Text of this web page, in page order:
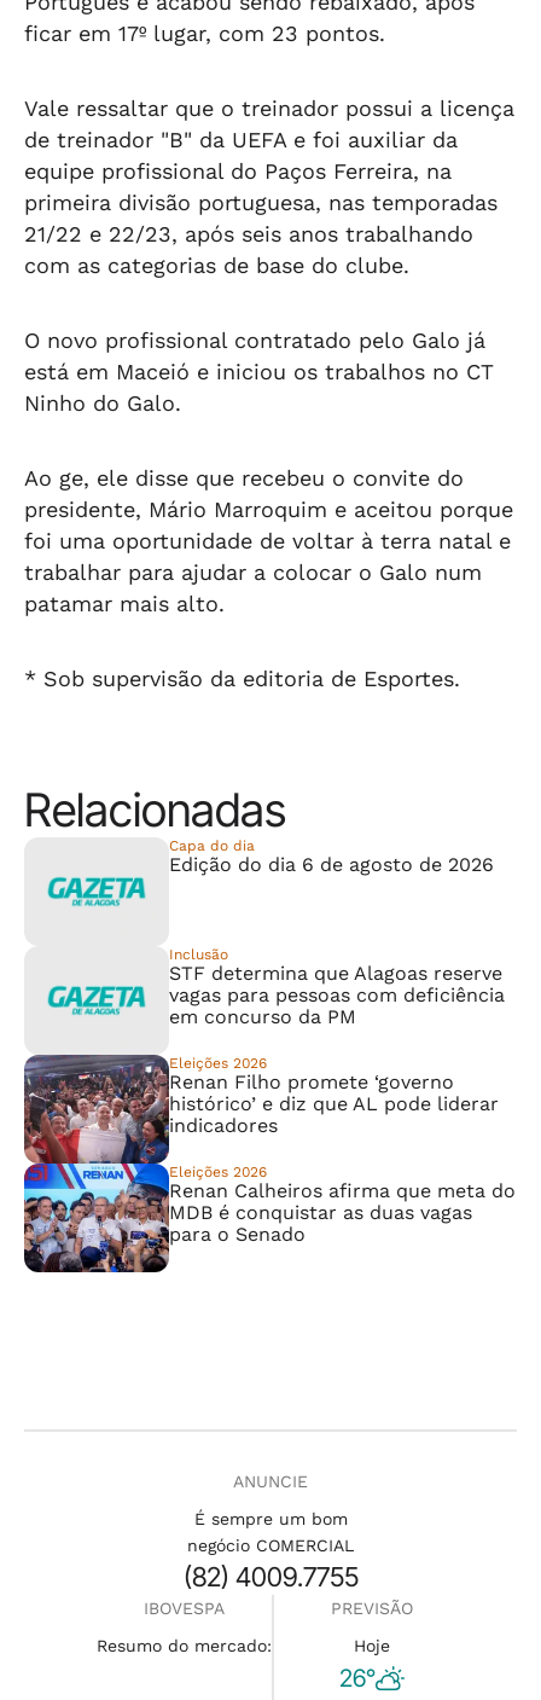
ficar em 17º lugar, com 23 pontos.
Vale ressaltar que o treinador possui a licença
de treinador "B" da UEFA e foi auxiliar da
equipe profissional do Paços Ferreira, na
primeira divisão portuguesa, nas temporadas
21/22 e 22/23, após seis anos trabalhando
com as categorias de base do clube.
O novo profissional contratado pelo Galo já
está em Maceió e iniciou os trabalhos no CT
Ninho do Galo.
Ao ge, ele disse que recebeu o convite do
presidente, Mário Marroquim e aceitou porque
foi uma oportunidade de voltar à terra natal e
trabalhar para ajudar a colocar o Galo num
patamar mais alto.
* Sob supervisão da editoria de Esportes.
Relacionadas
Capa do dia
Edição do dia 6 de agosto de 2026
Inclusão
STF determina que Alagoas reserve
vagas para pessoas com deficiência
em concurso da PM
Eleições 2026
Renan Filho promete ‘governo
histórico’ e diz que AL pode liderar
indicadores
Eleições 2026
Renan Calheiros afirma que meta do
MDB é conquistar as duas vagas
para o Senado
ANUNCIE
É sempre um bom
negócio COMERCIAL
(82) 4009.7755
IBOVESPA
Resumo do mercado:
PREVISÃO
Hoje
26°